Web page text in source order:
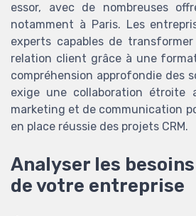
essor, avec de nombreuses
notamment à Paris. Les
experts capables de
relation client grâce à une
compréhension approfondie des
exige une collaboration étroite
marketing et de communication
en place réussie des projets CRM.
Analyser les
de votre entreprise